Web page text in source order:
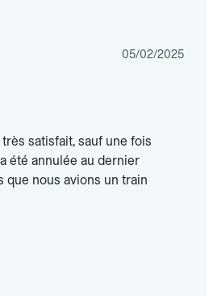
05/02/2025
satisfait, sauf une fois
été annulée au dernier
que nous avions un train